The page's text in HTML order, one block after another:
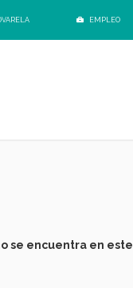
EMPLEO
se encuentra en